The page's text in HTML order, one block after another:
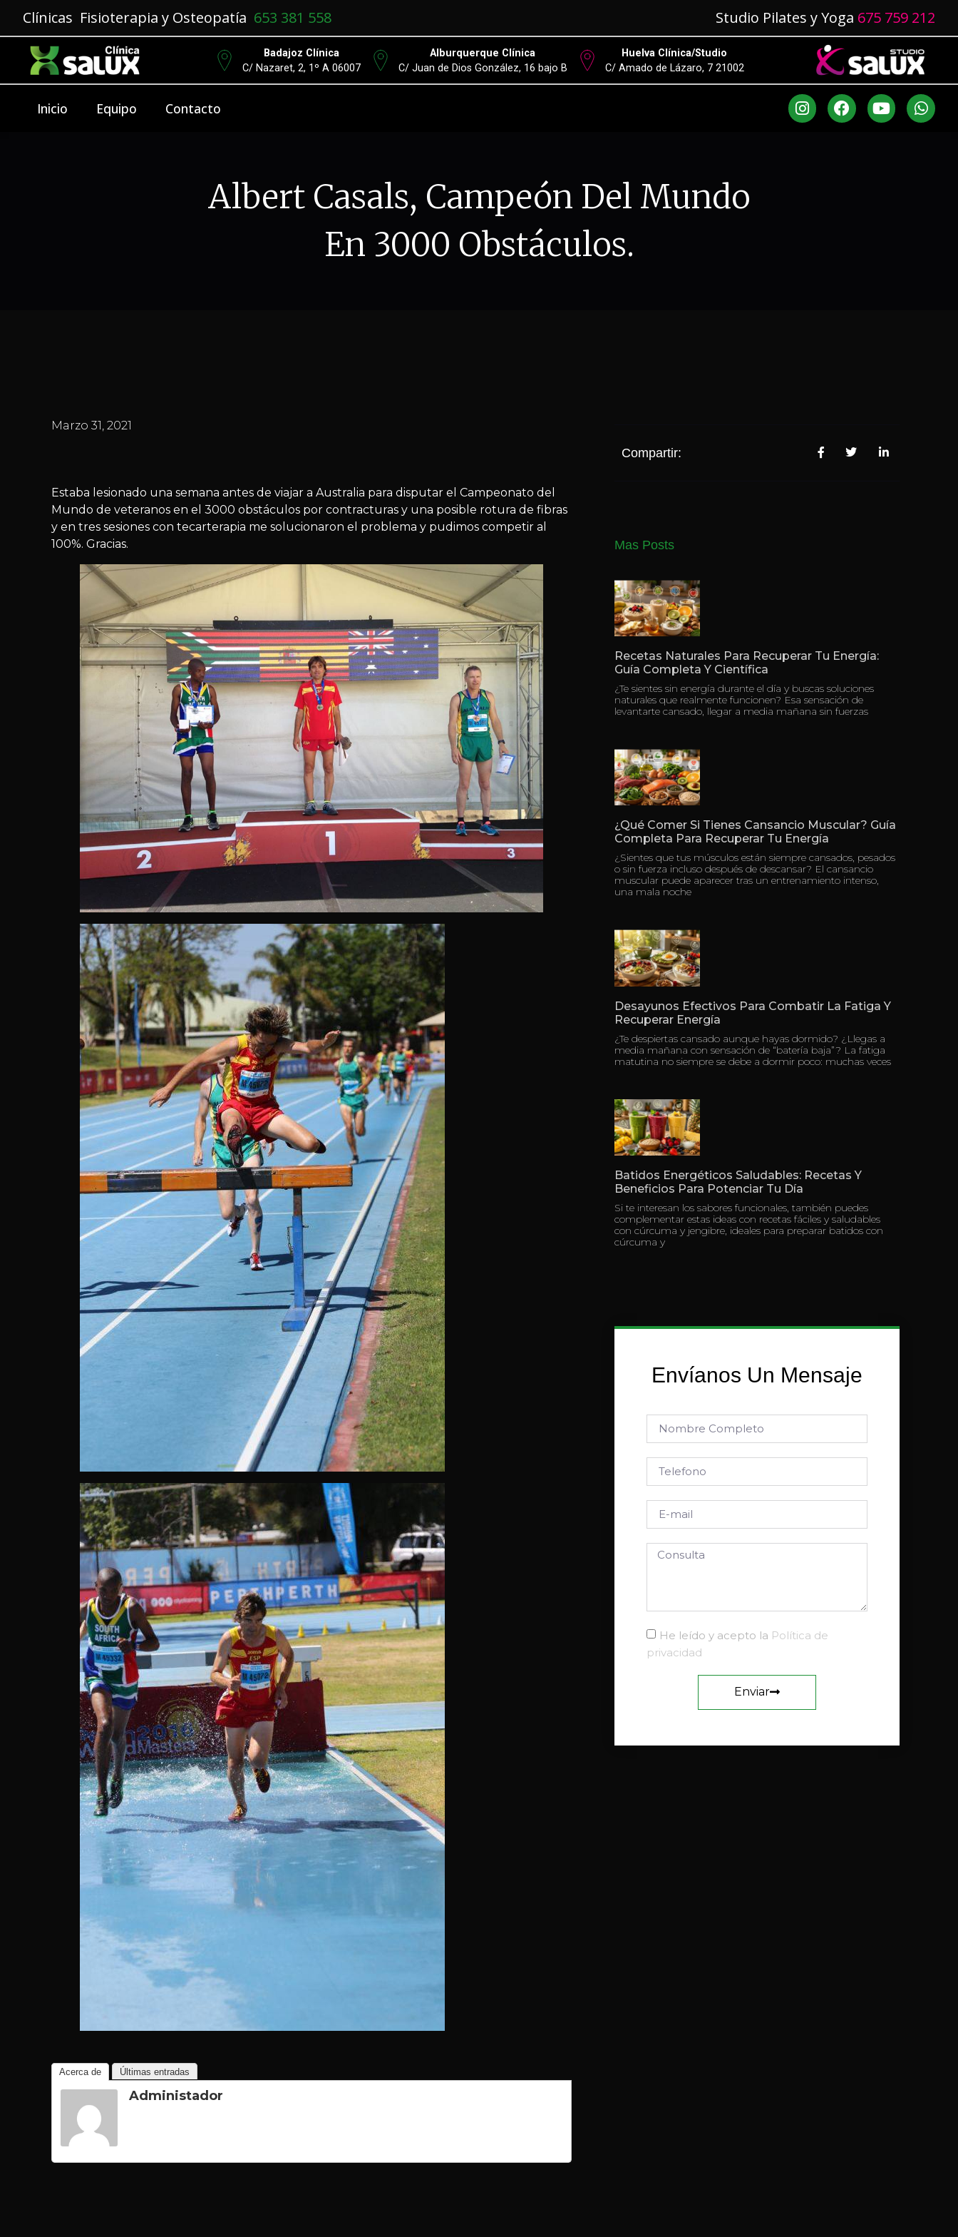
Clínicas Fisioterapia y Osteopatía 653 381 558 Studio Pilates y Yoga 675 759 212
Badajoz Clínica
C/ Nazaret, 2, 1º A 06007
Alburquerque Clínica
C/ Juan de Dios González, 16 bajo B
Huelva Clínica/Studio
C/ Amado de Lázaro, 7 21002
Inicio Equipo Contacto
Albert Casals, Campeón Del Mundo
En 3000 Obstáculos.
Marzo 31, 2021
Estaba lesionado una semana antes de viajar a Australia para disputar el Campeonato del
Mundo de veteranos en el 3000 obstáculos por contracturas y una posible rotura de fibras
y en tres sesiones con tecarterapia me solucionaron el problema y pudimos competir al
100%. Gracias.
Acerca de Últimas entradas
Administador
Compartir:
Mas Posts
Recetas Naturales Para Recuperar Tu Energía:
Guía Completa Y Científica
¿Te sientes sin energía durante el día y buscas soluciones
naturales que realmente funcionen? Esa sensación de
levantarte cansado, llegar a media mañana sin fuerzas
¿Qué Comer Si Tienes Cansancio Muscular? Guía
Completa Para Recuperar Tu Energía
¿Sientes que tus músculos están siempre cansados, pesados
o sin fuerza incluso después de descansar? El cansancio
muscular puede aparecer tras un entrenamiento intenso,
una mala noche
Desayunos Efectivos Para Combatir La Fatiga Y
Recuperar Energía
¿Te despiertas cansado aunque hayas dormido? ¿Llegas a
media mañana con sensación de “batería baja”? La fatiga
matutina no siempre se debe a dormir poco: muchas veces
Batidos Energéticos Saludables: Recetas Y
Beneficios Para Potenciar Tu Día
Si te interesan los sabores funcionales, también puedes
complementar estas ideas con recetas fáciles y saludables
con cúrcuma y jengibre, ideales para preparar batidos con
cúrcuma y
Envíanos Un Mensaje
He leído y acepto la Política de
privacidad
Enviar